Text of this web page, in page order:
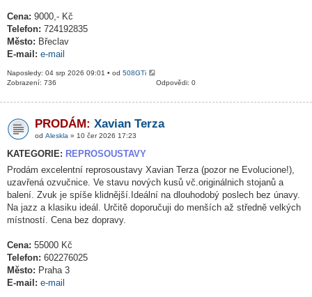
Cena: 9000,- Kč
Telefon: 724192835
Město: Břeclav
E-mail: e-mail
Naposledy: 04 srp 2026 09:01 • od 508GTi
Odpovědi: 0
Zobrazení: 736
PRODÁM: Xavian Terza
od Aleskla » 10 čer 2026 17:23
KATEGORIE: REPROSOUSTAVY
Prodám excelentní reprosoustavy Xavian Terza (pozor ne Evolucione!),
uzavřená ozvučnice. Ve stavu nových kusů vč.originálnich stojanů a
balení. Zvuk je spíše klidnější.Ideální na dlouhodobý poslech bez únavy.
Na jazz a klasiku ideál. Určitě doporučuji do menších až středně velkých
místností. Cena bez dopravy.
Cena: 55000 Kč
Telefon: 602276025
Město: Praha 3
E-mail: e-mail